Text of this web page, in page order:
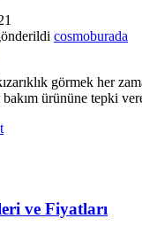
cosmoburada
görmek her
ürününe tepki
ve Fiyatları